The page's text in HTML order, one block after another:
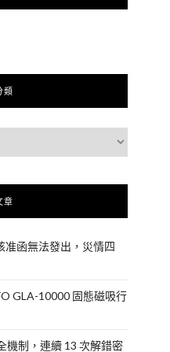
類
章
准函無法發出，災情四
GLA-10000 固態磁吸行
機制，連續 13 次解錯密